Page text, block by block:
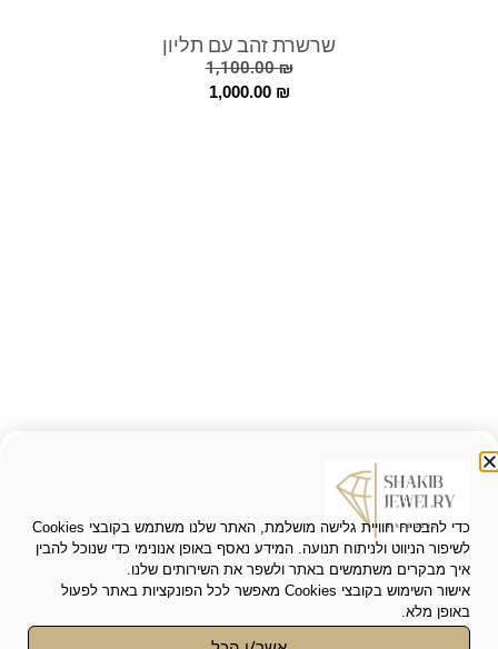
שרשרת זהב עם תליון
1,100.00₪
1,000.00 ₪
שרשרת זהב עם תליון
950.00₪
כדי להבטיח חוויית גלישה מושלמת, האתר שלנו משתמש בקובצי Cookies
לשיפור הניווט ולניתוח תנועה. המידע נאסף באופן אנונימי כדי שנוכל להבין
איך מבקרים משתמשים באתר ולשפר את השירותים שלנו.
אישור השימוש בקובצי Cookies מאפשר לכל הפונקציות באתר לפעול
באופן מלא.